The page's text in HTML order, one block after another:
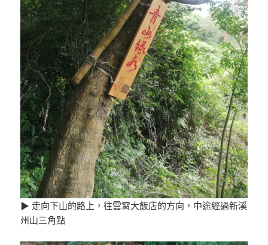
▶ 走向下山的路上，往雲霄大飯店的方向，中途經過新溪
州山三角點